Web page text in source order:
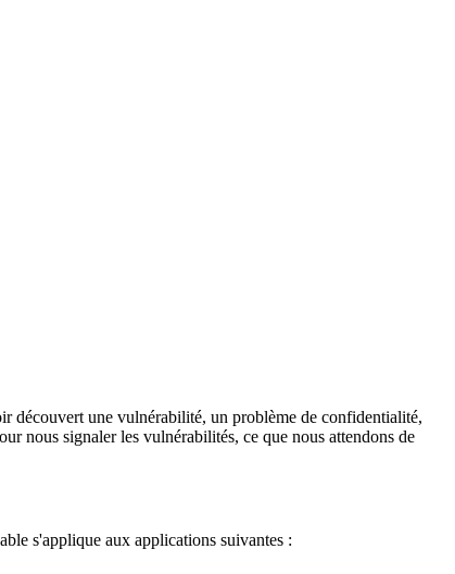
découvert une vulnérabilité, un problème de confidentialité,
nous signaler les vulnérabilités, ce que nous attendons de
s'applique aux applications suivantes :